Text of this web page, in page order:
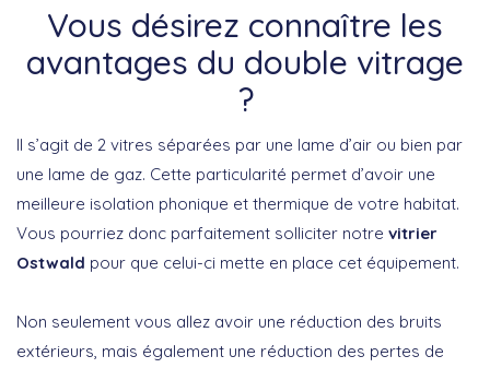
Vous désirez connaître les
avantages du double vitrage
?
Il s’agit de 2 vitres séparées par une lame d’air ou bien par
une lame de gaz. Cette particularité permet d’avoir une
meilleure isolation phonique et thermique de votre habitat.
Vous pourriez donc parfaitement solliciter notre vitrier
Ostwald pour que celui-ci mette en place cet équipement.
Non seulement vous allez avoir une réduction des bruits
extérieurs, mais également une réduction des pertes de